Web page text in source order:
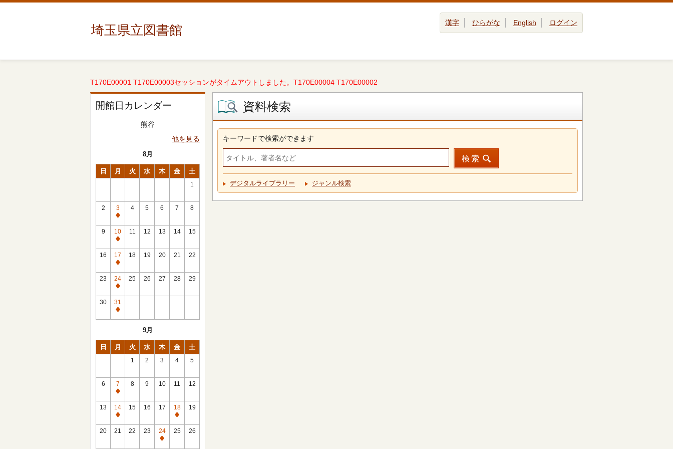
埼玉県立図書館 漢字 ひらがな English ログイン
T170E00001 T170E00003セッションがタイムアウトしました。T170E00004 T170E00002
開館日カレンダー
熊谷
他を見る
8月
日 月 火 水 木 金 土
1
2
3
休
館
日
4 5 6 7 8
9
10
休
館
日
11 12 13 14 15
16
17
休
館
日
18 19 20 21 22
23
24
休
館
日
25 26 27 28 29
30
31
休
9月
日 月 火 水 木 金 土
1 2 3 4 5
6
7
休
館
日
8 9 10 11 12
13
14
休
館
15 16 17
18
休
館
19
20 21 22 23
24
休
25 26
資料検索
キーワードで検索ができます
検索
デジタルライブラリー ジャンル検索